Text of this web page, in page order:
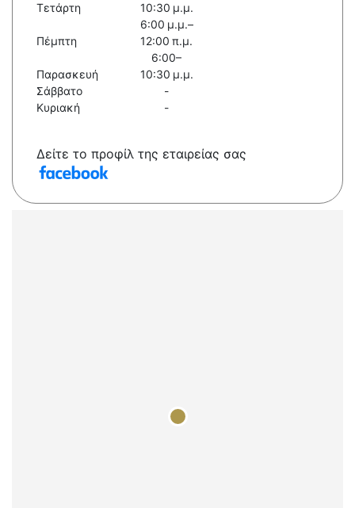
Τετάρτη
10:30 μ.μ.
Πέμπτη
6:00 μ.μ.–
12:00 π.μ.
Παρασκευή
6:00–
10:30 μ.μ.
Σάββατο
-
Κυριακή
-
Δείτε το προφίλ της εταιρείας σας